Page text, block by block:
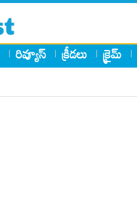
రివ్యూస్ క్రీడలు క్రైమ్